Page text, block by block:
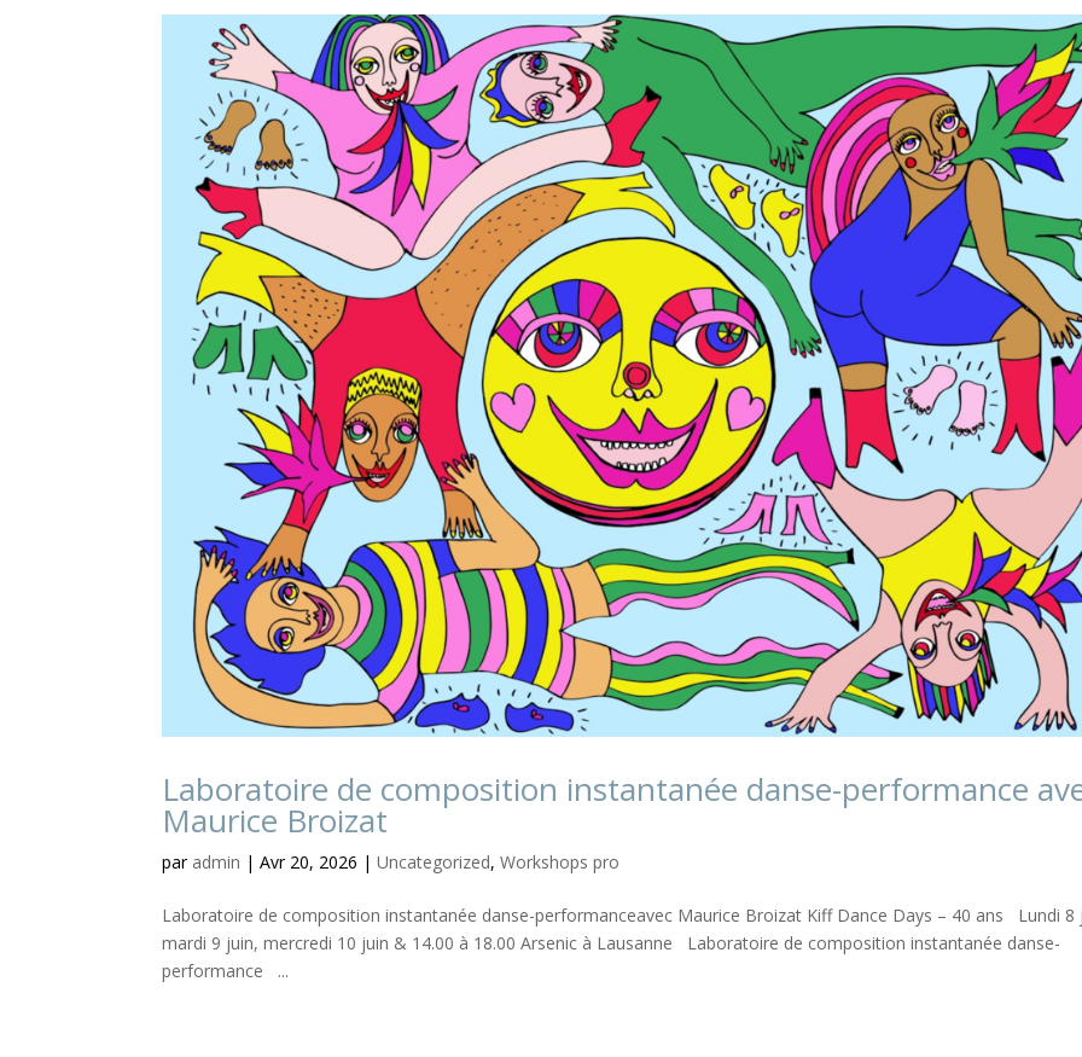
Laboratoire de composition instantanée danse-performance
Maurice Broizat
par admin |Avr 20, 2026 |Uncategorized,Workshops pro
Laboratoire de composition instantanée danse-performanceavec Maurice Broizat Kiff Dance Days – 40 ans Lundi 8
mardi 9 juin, mercredi 10 juin & 14.00 à 18.00 Arsenic à Lausanne Laboratoire de composition instantanée danse-
performance ...